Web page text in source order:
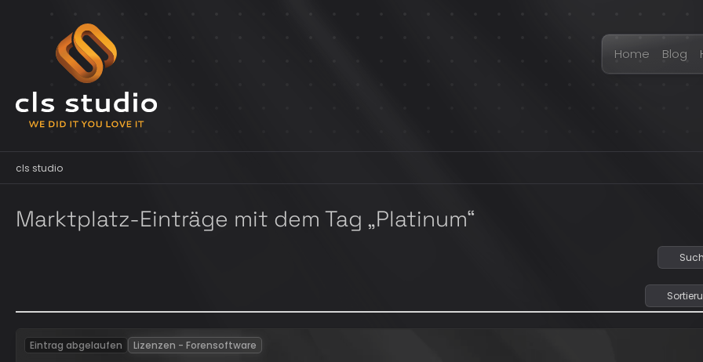
Home Blog
cls studio
Marktplatz-Einträge mit dem Tag „Platinum“
Eintrag abgelaufen Lizenzen - Forensoftware